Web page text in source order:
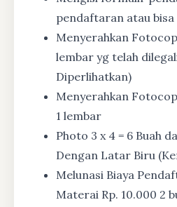
pendaftaran atau bisa
Menyerahkan
lembar yg telah
Diperlihatkan)
Menyerahkan
1 lembar
Photo 3 x 4 = 6 Buah
Dengan Latar Biru
Melunasi Biaya
Materai Rp. 10.000 2